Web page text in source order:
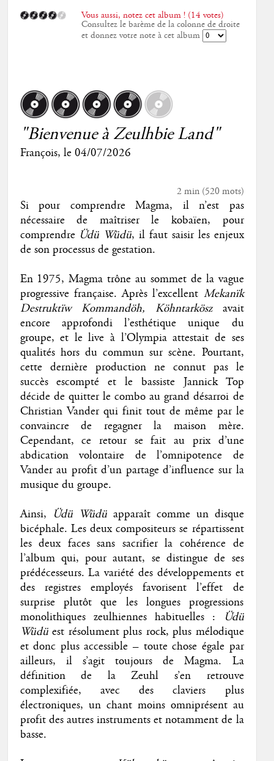
Vous aussi, notez cet album ! (14 votes)
Consultez le barème de la colonne de droite
et donnez votre note à cet album
"Bienvenue à Zeulhbie Land"
François, le 04/07/2026
2 min(520mots)
Si pour comprendre Magma, il n’est pas
nécessaire de maîtriser le kobaïen, pour
comprendre Üdü Wüdü, il faut saisir les enjeux
de son processus de gestation.
En 1975, Magma trône au sommet de la vague
progressive française. Après l’excellent Mekanïk
Destruktïw Kommandöh, Köhntarköszavait
encore approfondi l’esthétique unique du
groupe, et le live à l’Olympia attestait de ses
qualités hors du commun sur scène. Pourtant,
cette dernière production ne connut pas le
succès escompté et le bassiste Jannick Top
décide de quitter le combo au grand désarroi de
Christian Vander qui finit tout de même par le
convaincre de regagner la maison mère.
Cependant, ce retour se fait au prix d’une
abdication volontaire de l’omnipotence de
Vander au profit d’un partage d’influence sur la
musique du groupe.
Ainsi, Üdü Wüdüapparaît comme un disque
bicéphale. Les deux compositeurs se répartissent
les deux faces sans sacrifier la cohérence de
l’album qui, pour autant, se distingue de ses
prédécesseurs. La variété des développements et
des registres employés favorisent l’effet de
surprise plutôt que les longues progressions
monolithiques zeulhiennes habituelles :
Üdü
Wüdüest résolument plus rock, plus mélodique
et donc plus accessible – toute chose égale par
ailleurs, il s’agit toujours de Magma. La
définition de la Zeuhl s’en retrouve
complexifiée, avec des claviers plus
électroniques, un chant moins omniprésent au
profit des autres instruments et notamment de la
basse.